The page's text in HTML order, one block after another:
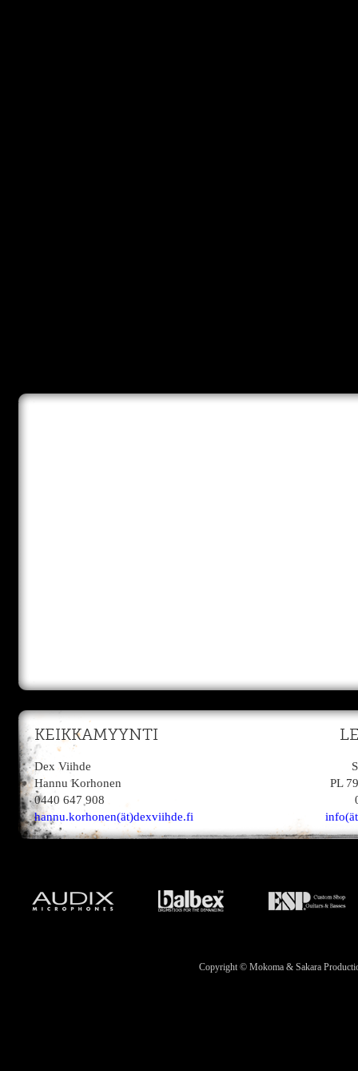
KEIKKAMYYNTI
Dex Viihde
Hannu Korhonen
0440 647 908
hannu.korhonen(ät)dexviihde.fi
PL
Copyright © Mokoma & Sakara